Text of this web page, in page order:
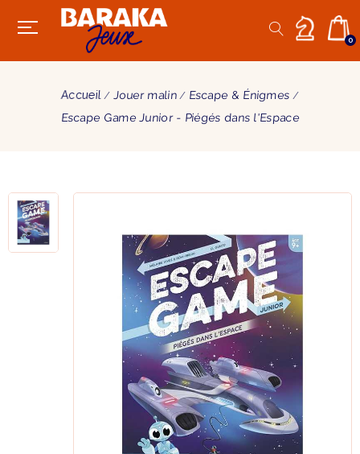
0
Accueil Jouer malin
Escape & Énigmes
Escape Game Junior - Piégés dans l'Espace